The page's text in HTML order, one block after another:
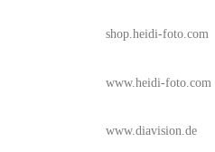
shop.heidi-foto.com
www.heidi-foto.com
www.diavision.de